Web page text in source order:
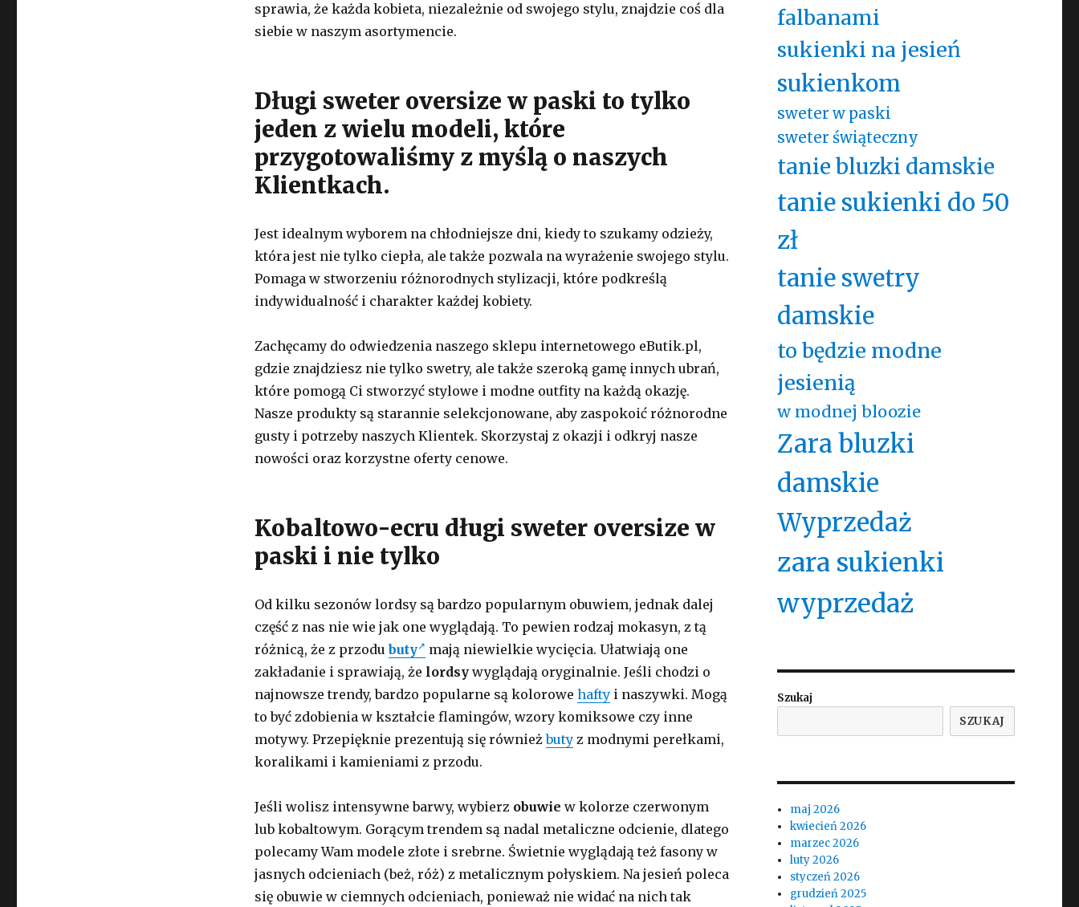
sprawia, że każda kobieta, niezależnie od swojego stylu, znajdzie coś dla
siebie w naszym asortymencie.
Długi sweter oversize w paski to tylko
jeden z wielu modeli, które
przygotowaliśmy z myślą o naszych
Klientkach.
Jest idealnym wyborem na chłodniejsze dni, kiedy to szukamy odzieży,
która jest nie tylko ciepła, ale także pozwala na wyrażenie swojego stylu.
Pomaga w stworzeniu różnorodnych stylizacji, które podkreślą
indywidualność i charakter każdej kobiety.
Zachęcamy do odwiedzenia naszego sklepu internetowego eButik.pl,
gdzie znajdziesz nie tylko swetry, ale także szeroką gamę innych ubrań,
które pomogą Ci stworzyć stylowe i modne outfity na każdą okazję.
Nasze produkty są starannie selekcjonowane, aby zaspokoić różnorodne
gusty i potrzeby naszych Klientek. Skorzystaj z okazji i odkryj nasze
nowości oraz korzystne oferty cenowe.
Kobaltowo-ecru długi sweter oversize w
paski i nie tylko
Od kilku sezonów lordsy są bardzo popularnym obuwiem, jednak dalej
część z nas nie wie jak one wyglądają. To pewien rodzaj mokasyn, z tą
różnicą, że z przodubuty
mają niewielkie wycięcia. Ułatwiają one
zakładanie i sprawiają, że lordsywyglądają oryginalnie. Jeśli chodzi o
najnowsze trendy, bardzo popularne są kolorowe haftyi naszywki. Mogą
to być zdobienia w kształcie flamingów, wzory komiksowe czy inne
motywy. Przepięknie prezentują się równieżbutyz modnymi perełkami,
koralikami i kamieniami z przodu.
Jeśli wolisz intensywne barwy, wybierz obuwie w kolorze czerwonym
lub kobaltowym. Gorącym trendem są nadal metaliczne odcienie, dlatego
polecamy Wam modele złote i srebrne. Świetnie wyglądają też fasony w
jasnych odcieniach (beż, róż) z metalicznym połyskiem. Na jesień poleca
się obuwie w ciemnych odcieniach, ponieważ nie widać na nich tak
falbanami
sukienki na jesień
sukienkom
sweter w paski
sweter świąteczny
tanie bluzki damskie
tanie sukienki do 50
zł
tanie swetry
damskie
to będzie modne
jesienią
w modnej bloozie
Zara bluzki
damskie
Wyprzedaż
zara sukienki
wyprzedaż
Szukaj
SZUKAJ
maj 2026
kwiecień 2026
marzec 2026
luty 2026
styczeń 2026
grudzień 2025